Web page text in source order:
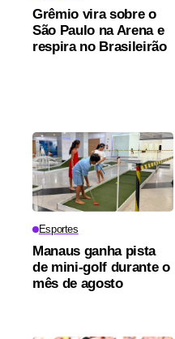
Grêmio vira sobre o
São Paulo na Arena e
respira no Brasileirão
Esportes
Manaus ganha pista
de mini-golf durante o
mês de agosto